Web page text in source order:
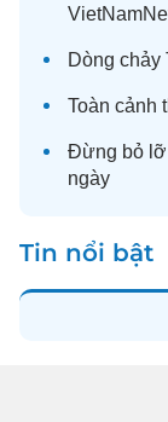
Dòng chảy
Toàn cảnh
Đừng bỏ lỡ
ngày
Tin nổi bật